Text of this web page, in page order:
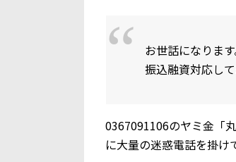
お世話になりま
振込融資対応し
0367091106のヤミ金「
に大量の迷惑電話を掛け